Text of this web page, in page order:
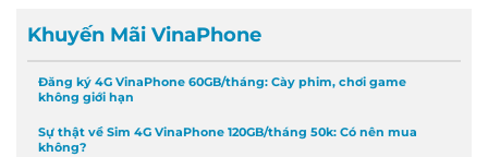
Khuyến Mãi VinaPhone
Đăng ký 4G VinaPhone 60GB/tháng: Cày phim, chơi game
không giới hạn
Sự thật về Sim 4G VinaPhone 120GB/tháng 50k: Có nên mua
không?